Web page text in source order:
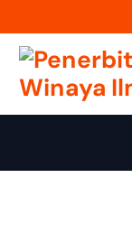
Wahana Insan Berkarya